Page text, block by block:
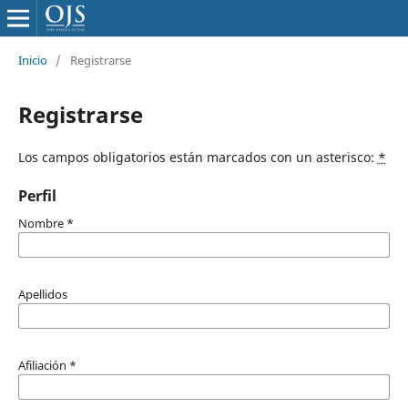
Inicio / Registrarse
Registrarse
Los campos obligatorios están marcados con un asterisco: *
Perfil
Nombre *
Apellidos
Afiliación *